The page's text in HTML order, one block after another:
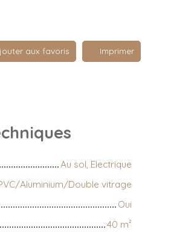
aux favoris Imprimer
Au sol, Electrique
Aluminium/Double vitrage
Oui
40 m²